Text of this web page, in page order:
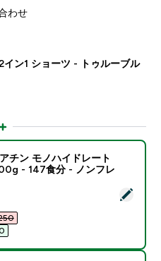
わせ
イン1 ショーツ - トゥルーブル
クレアチン モノハイドレ
チン モノハイドレート
- 147食分 - ノンフレ
price